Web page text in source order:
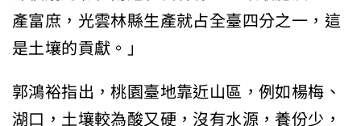
產富庶，光雲林縣生產就占全臺四分之一，這
是土壤的貢獻。」
郭鴻裕指出，桃園臺地靠近山區，例如楊梅、